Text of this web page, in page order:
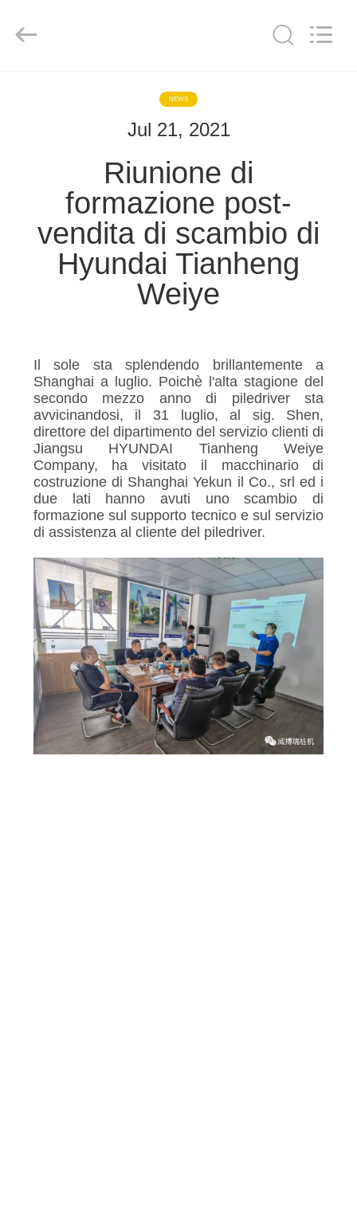
MANIFESTAZIONE
GIRO
DELLA
FABBRICA
CONTROLLO
QUALITÀ
CONTATTICI
NOTIZIE
CASI
RICHIEDA
UNA
Ltd..
NEWS
Jul 21, 2021
Riunione di
formazione post-
vendita di scambio di
Hyundai Tianheng
Weiye
Il sole sta splendendo brillantemente a
Shanghai a luglio. Poichè l'alta stagione del
secondo mezzo anno di piledriver sta
avvicinandosi, il 31 luglio, al sig. Shen,
direttore del dipartimento del servizio clienti di
Jiangsu HYUNDAI Tianheng Weiye
Company, ha visitato il macchinario di
costruzione di Shanghai Yekun il Co., srl ed i
due lati hanno avuti uno scambio di
formazione sul supporto tecnico e sul servizio
di assistenza al cliente del piledriver.